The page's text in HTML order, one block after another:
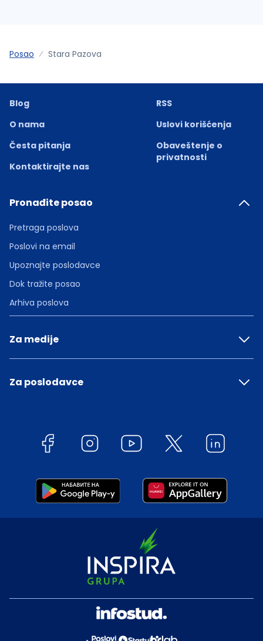
Posao Stara Pazova
Blog
O nama
Česta pitanja
Kontaktirajte nas
RSS
Uslovi korišćenja
Obaveštenje o
privatnosti
Pronađite posao
Pretraga poslova
Poslovi na email
Upoznajte poslodavce
Dok tražite posao
Arhiva poslova
Za medije
Za poslodavce